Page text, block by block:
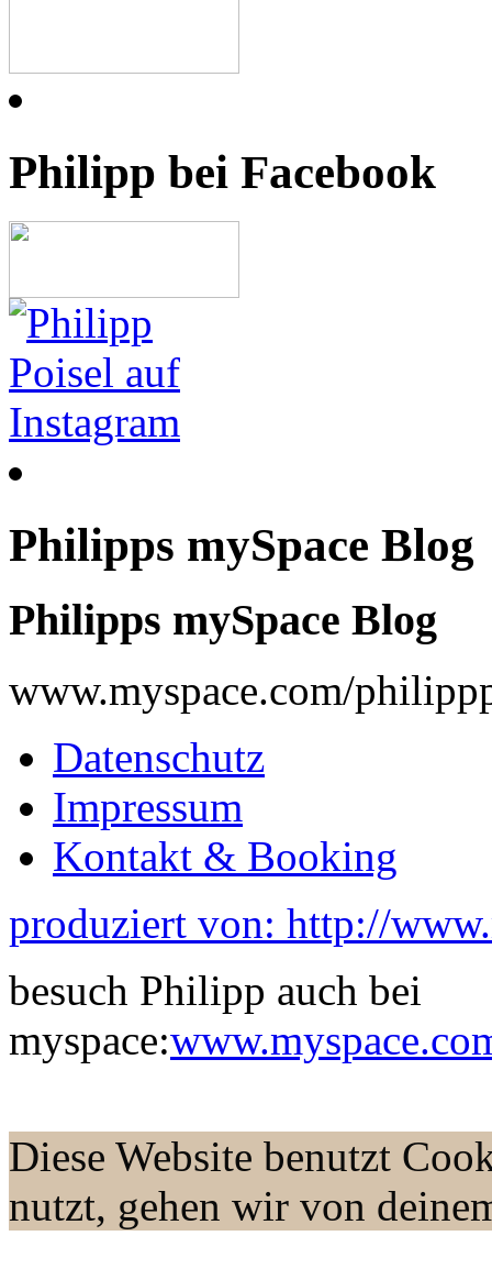
Philipp bei Facebook
Philipps mySpace Blog
Philipps mySpace Blog
www.myspace.com/
Datenschutz
Impressum
Kontakt & Booking
produziert von: http://
besuch Philipp auch bei
myspace:
Diese Website benutzt
nutzt, gehen wir von